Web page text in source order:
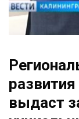
выдаст